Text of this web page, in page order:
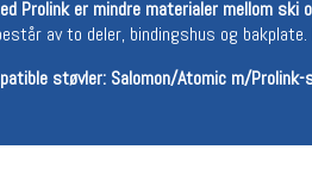
Prolink er mindre materialer mellom ski
av to deler, bindingshus og
støvler: Salomon/Atomic m/
du oss
klokken 10-13)